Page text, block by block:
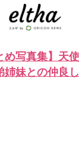
め写真集】天
姉妹との仲良